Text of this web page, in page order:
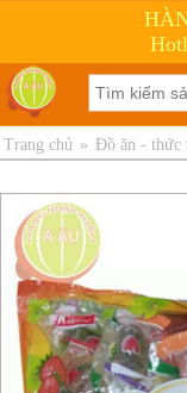
Trang chủ » Đồ ăn - thức